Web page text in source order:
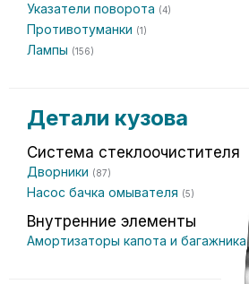
Указатели поворота (4)
Противотуманки (1)
Лампы (156)
Детали кузова
Система стеклоочистителя
Дворники (87)
Насос бачка омывателя (5)
Внутренние элементы
Амортизаторы капота и багажника